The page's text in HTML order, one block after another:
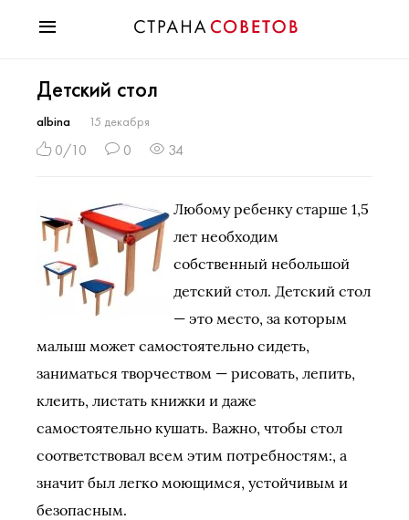
Мода
Звезды
Гороскопы
Хобби
Разное
Праздники
Детский стол
albina 15 декабря
0/10 0 34
Любому ребенку старше 1,5
лет необходим
собственный небольшой
детский стол. Детский стол
— это место, за которым
малыш может самостоятельно сидеть,
заниматься творчеством — рисовать, лепить,
клеить, листать книжки и даже
самостоятельно кушать. Важно, чтобы стол
соответствовал всем этим потребностям:, а
значит был легко моющимся, устойчивым и
безопасным.